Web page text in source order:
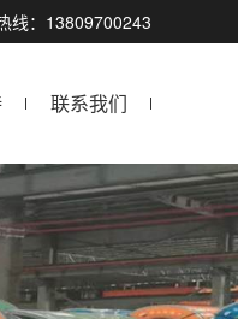
线：13809700243
联系我们